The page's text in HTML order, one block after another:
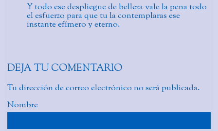
Y todo ese despliegue de belleza vale la pena todo
el esfuerzo para que tu la contemplaras ese
instante efímero y eterno.
DEJA TU COMENTARIO
Tu dirección de correo electrónico no será publicada.
Nombre